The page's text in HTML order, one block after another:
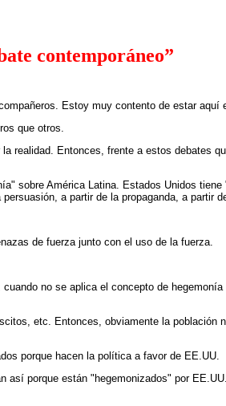
contemporáneo”
Estoy muy contento de estar aquí
que otros.
realidad. Entonces, frente a estos debates
sobre América Latina. Estados Unidos
a partir de la propaganda, a partir
de fuerza junto con el uso de la fuerza.
no se aplica el concepto de
etc. Entonces, obviamente la población
porque hacen la política a favor de EE.UU.
porque están "hegemonizados" por